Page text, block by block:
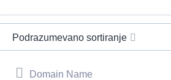
LLC.
All
rights
reserved.
Domeni
Pronađite
Podrazumevano sortiranje
Domain Name